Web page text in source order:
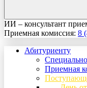
ИИ – консультант
Приемная комиссия: 8
Абитуриенту
Приемная